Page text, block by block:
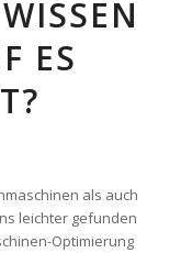
ES
als auch
leichter gefunden
Optimierung